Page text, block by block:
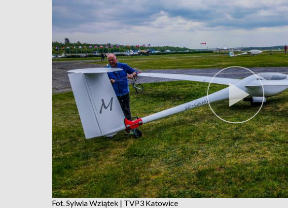
Fot. Sylwia Wziątek | TVP3 Katowice